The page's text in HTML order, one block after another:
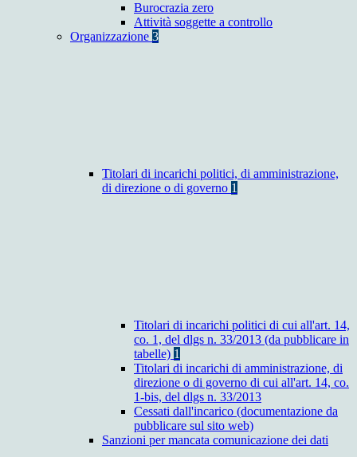
Burocrazia zero
Attività soggette a controllo
Organizzazione 3
Titolari di incarichi politici, di amministrazione,
di direzione o di governo 1
Titolari di incarichi politici di cui all'art. 14,
co. 1, del dlgs n. 33/2013 (da pubblicare in
tabelle) 1
Titolari di incarichi di amministrazione, di
direzione o di governo di cui all'art. 14, co.
1-bis, del dlgs n. 33/2013
Cessati dall'incarico (documentazione da
pubblicare sul sito web)
Sanzioni per mancata comunicazione dei dati